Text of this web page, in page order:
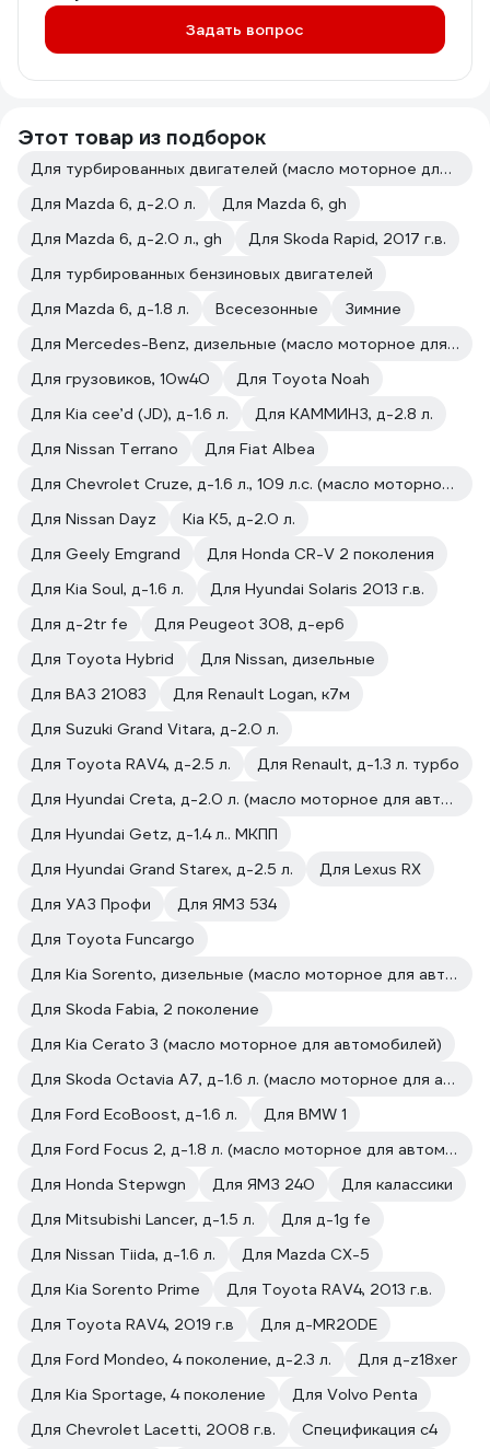
Задать вопрос
Этот товар из подборок
Для турбированных двигателей (масло моторное для автомобилей)
Для Mazda 6, д-2.0 л.
Для Mazda 6, gh
Для Mazda 6, д-2.0 л., gh
Для Skoda Rapid, 2017 г.в.
Для турбированных бензиновых двигателей
Для Mazda 6, д-1.8 л.
Всесезонные
Зимние
Для Mercedes-Benz, дизельные (масло моторное для автомобилей)
Для грузовиков, 10w40
Для Toyota Noah
Для Kia cee’d (JD), д-1.6 л.
Для КАММИНЗ, д-2.8 л.
Для Nissan Terrano
Для Fiat Albea
Для Chevrolet Cruze, д-1.6 л., 109 л.с. (масло моторное для автомобилей)
Для Nissan Dayz
Kia K5, д-2.0 л.
Для Geely Emgrand
Для Honda CR-V 2 поколения
Для Kia Soul, д-1.6 л.
Для Hyundai Solaris 2013 г.в.
Для д-2tr fe
Для Peugeot 308, д-ep6
Для Toyota Hybrid
Для Nissan, дизельные
Для ВАЗ 21083
Для Renault Logan, к7м
Для Suzuki Grand Vitara, д-2.0 л.
Для Toyota RAV4, д-2.5 л.
Для Renault, д-1.3 л. турбо
Для Hyundai Creta, д-2.0 л. (масло моторное для автомобилей)
Для Hyundai Getz, д-1.4 л.. МКПП
Для Hyundai Grand Starex, д-2.5 л.
Для Lexus RX
Для УАЗ Профи
Для ЯМЗ 534
Для Toyota Funcargo
Для Kia Sorento, дизельные (масло моторное для автомобилей)
Для Skoda Fabia, 2 поколение
Для Kia Cerato 3 (масло моторное для автомобилей)
Для Skoda Octavia A7, д-1.6 л. (масло моторное для автомобилей)
Для Ford EcoBoost, д-1.6 л.
Для BMW 1
Для Ford Focus 2, д-1.8 л. (масло моторное для автомобилей)
Для Honda Stepwgn
Для ЯМЗ 240
Для калассики
Для Mitsubishi Lancer, д-1.5 л.
Для д-1g fe
Для Nissan Tiida, д-1.6 л.
Для Mazda CX-5
Для Kia Sorento Prime
Для Toyota RAV4, 2013 г.в.
Для Toyota RAV4, 2019 г.в
Для д-MR20DE
Для Ford Mondeo, 4 поколение, д-2.3 л.
Для д-z18xer
Для Kia Sportage, 4 поколение
Для Volvo Penta
Для Chevrolet Lacetti, 2008 г.в.
Спецификация c4